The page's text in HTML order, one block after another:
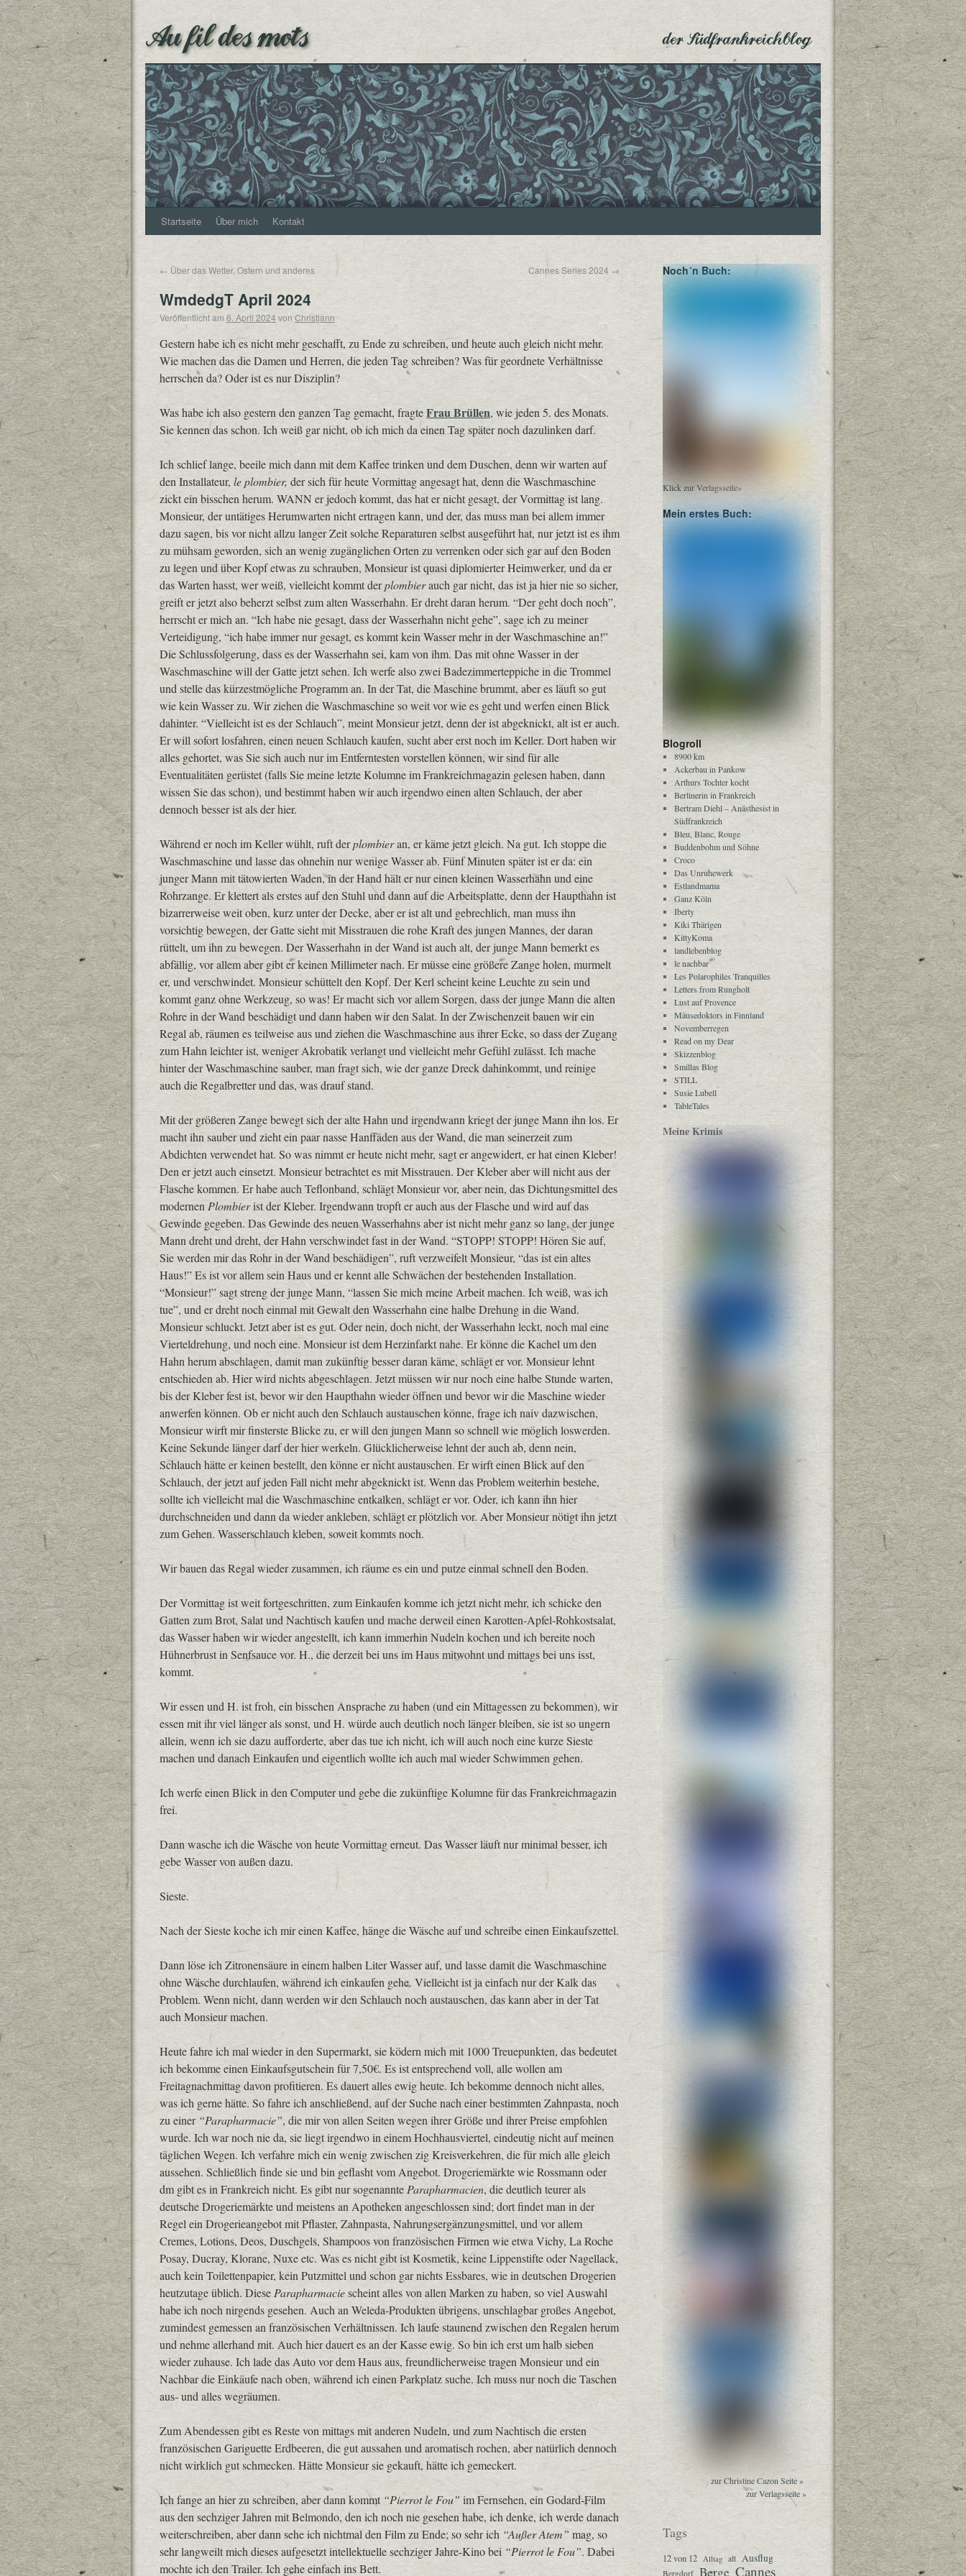
Au fil des mots der Südfrankreichblog
Startseite Über mich Kontakt
← Über das Wetter, Ostern und anderes Cannes Series 2024 →
WmdedgT April 2024
Veröffentlicht am 6. April 2024von Christjann
Gestern habe ich es nicht mehr geschafft, zu Ende zu schreiben, und heute auch gleich nicht mehr.
Wie machen das die Damen und Herren, die jeden Tag schreiben? Was für geordnete Verhältnisse
herrschen da? Oder ist es nur Disziplin?
Was habe ich also gestern den ganzen Tag gemacht, fragteFrau Brüllen, wie jeden 5. des Monats.
Sie kennen das schon. Ich weiß gar nicht, ob ich mich da einen Tag später noch dazulinken darf.
Ich schlief lange, beeile mich dann mit dem Kaffee trinken und dem Duschen, denn wir warten auf
den Installateur, le plombier, der sich für heute Vormittag angesagt hat, denn die Waschmaschine
zickt ein bisschen herum. WANN er jedoch kommt, das hat er nicht gesagt, der Vormittag ist lang.
Monsieur, der untätiges Herumwarten nicht ertragen kann, und der, das muss man bei allem immer
dazu sagen, bis vor nicht allzu langer Zeit solche Reparaturen selbst ausgeführt hat, nur jetzt ist es ihm
zu mühsam geworden, sich an wenig zugänglichen Orten zu verrenken oder sich gar auf den Boden
zu legen und über Kopf etwas zu schrauben, Monsieur ist quasi diplomierter Heimwerker, und da er
das Warten hasst, wer weiß, vielleicht kommt derplombierauch gar nicht, das ist ja hier nie so sicher,
greift er jetzt also beherzt selbst zum alten Wasserhahn. Er dreht daran herum. “Der geht doch noch”,
herrscht er mich an. “Ich habe nie gesagt, dass der Wasserhahn nicht gehe”, sage ich zu meiner
Verteidigung, “ich habe immer nur gesagt, es kommt kein Wasser mehr in der Waschmaschine an!”
Die Schlussfolgerung, dass es der Wasserhahn sei, kam von ihm. Das mit ohne Wasser in der
Waschmaschine will der Gatte jetzt sehen. Ich werfe also zwei Badezimmerteppiche in die Trommel
und stelle das kürzestmögliche Programm an. In der Tat, die Maschine brummt, aber es läuft so gut
wie kein Wasser zu. Wir ziehen die Waschmaschine so weit vor wie es geht und werfen einen Blick
dahinter. “Vielleicht ist es der Schlauch”, meint Monsieur jetzt, denn der ist abgeknickt, alt ist er auch.
Er will sofort losfahren, einen neuen Schlauch kaufen, sucht aber erst noch im Keller. Dort haben wir
alles gehortet, was Sie sich auch nur im Entferntesten vorstellen können, wir sind für alle
Eventualitäten gerüstet (falls Sie meine letzte Kolumne im Frankreichmagazin gelesen haben, dann
wissen Sie das schon), und bestimmt haben wir auch irgendwo einen alten Schlauch, der aber
dennoch besser ist als der hier.
Während er noch im Keller wühlt, ruft derplombieran, er käme jetzt gleich. Na gut. Ich stoppe die
Waschmaschine und lasse das ohnehin nur wenige Wasser ab. Fünf Minuten später ist er da: ein
junger Mann mit tätowierten Waden, in der Hand hält er nur einen kleinen Wasserhahn und eine
Rohrzange. Er klettert als erstes auf den Stuhl und dann auf die Arbeitsplatte, denn der Haupthahn ist
bizarrerweise weit oben, kurz unter der Decke, aber er ist alt und gebrechlich, man muss ihn
vorsichtig bewegen, der Gatte sieht mit Misstrauen die rohe Kraft des jungen Mannes, der daran
rüttelt, um ihn zu bewegen. Der Wasserhahn in der Wand ist auch alt, der junge Mann bemerkt es
abfällig, vor allem aber gibt er keinen Millimeter nach. Er müsse eine größere Zange holen, murmelt
er, und verschwindet. Monsieur schüttelt den Kopf. Der Kerl scheint keine Leuchte zu sein und
kommt ganz ohne Werkzeug, so was! Er macht sich vor allem Sorgen, dass der junge Mann die alten
Rohre in der Wand beschädigt und dann haben wir den Salat. In der Zwischenzeit bauen wir ein
Regal ab, räumen es teilweise aus und ziehen die Waschmaschine aus ihrer Ecke, so dass der Zugang
zum Hahn leichter ist, weniger Akrobatik verlangt und vielleicht mehr Gefühl zulässt. Ich mache
hinter der Waschmaschine sauber, man fragt sich, wie der ganze Dreck dahinkommt, und reinige
auch die Regalbretter und das, was drauf stand.
Mit der größeren Zange bewegt sich der alte Hahn und irgendwann kriegt der junge Mann ihn los. Er
macht ihn sauber und zieht ein paar nasse Hanffäden aus der Wand, die man seinerzeit zum
Abdichten verwendet hat. So was nimmt er heute nicht mehr, sagt er angewidert, er hat einen Kleber!
Den er jetzt auch einsetzt. Monsieur betrachtet es mit Misstrauen. Der Kleber aber will nicht aus der
Flasche kommen. Er habe auch Teflonband, schlägt Monsieur vor, aber nein, das Dichtungsmittel des
modernen Plombierist der Kleber. Irgendwann tropft er auch aus der Flasche und wird auf das
Gewinde gegeben. Das Gewinde des neuen Wasserhahns aber ist nicht mehr ganz so lang, der junge
Mann dreht und dreht, der Hahn verschwindet fast in der Wand. “STOPP! STOPP! Hören Sie auf,
Sie werden mir das Rohr in der Wand beschädigen”, ruft verzweifelt Monsieur, “das ist ein altes
Haus!” Es ist vor allem sein Haus und er kennt alle Schwächen der bestehenden Installation.
“Monsieur!” sagt streng der junge Mann, “lassen Sie mich meine Arbeit machen. Ich weiß, was ich
tue”, und er dreht noch einmal mit Gewalt den Wasserhahn eine halbe Drehung in die Wand.
Monsieur schluckt. Jetzt aber ist es gut. Oder nein, doch nicht, der Wasserhahn leckt, noch mal eine
Vierteldrehung, und noch eine. Monsieur ist dem Herzinfarkt nahe. Er könne die Kachel um den
Hahn herum abschlagen, damit man zukünftig besser daran käme, schlägt er vor. Monsieur lehnt
entschieden ab. Hier wird nichts abgeschlagen. Jetzt müssen wir nur noch eine halbe Stunde warten,
bis der Kleber fest ist, bevor wir den Haupthahn wieder öffnen und bevor wir die Maschine wieder
anwerfen können. Ob er nicht auch den Schlauch austauschen könne, frage ich naiv dazwischen,
Monsieur wirft mir finsterste Blicke zu, er will den jungen Mann so schnell wie möglich loswerden.
Keine Sekunde länger darf der hier werkeln. Glücklicherweise lehnt der auch ab, denn nein,
Schlauch hätte er keinen bestellt, den könne er nicht austauschen. Er wirft einen Blick auf den
Schlauch, der jetzt auf jeden Fall nicht mehr abgeknickt ist. Wenn das Problem weiterhin bestehe,
sollte ich vielleicht mal die Waschmaschine entkalken, schlägt er vor. Oder, ich kann ihn hier
durchschneiden und dann da wieder ankleben, schlägt er plötzlich vor. Aber Monsieur nötigt ihn jetzt
zum Gehen. Wasserschlauch kleben, soweit kommts noch.
Wir bauen das Regal wieder zusammen, ich räume es ein und putze einmal schnell den Boden.
Der Vormittag ist weit fortgeschritten, zum Einkaufen komme ich jetzt nicht mehr, ich schicke den
Gatten zum Brot, Salat und Nachtisch kaufen und mache derweil einen Karotten-Apfel-Rohkostsalat,
das Wasser haben wir wieder angestellt, ich kann immerhin Nudeln kochen und ich bereite noch
Hühnerbrust in Senfsauce vor. H., die derzeit bei uns im Haus mitwohnt und mittags bei uns isst,
kommt.
Wir essen und H. ist froh, ein bisschen Ansprache zu haben (und ein Mittagessen zu bekommen), wir
essen mit ihr viel länger als sonst, und H. würde auch deutlich noch länger bleiben, sie ist so ungern
allein, wenn ich sie dazu aufforderte, aber das tue ich nicht, ich will auch noch eine kurze Sieste
machen und danach Einkaufen und eigentlich wollte ich auch mal wieder Schwimmen gehen.
Ich werfe einen Blick in den Computer und gebe die zukünftige Kolumne für das Frankreichmagazin
frei.
Dann wasche ich die Wäsche von heute Vormittag erneut. Das Wasser läuft nur minimal besser, ich
gebe Wasser von außen dazu.
Sieste.
Nach der Sieste koche ich mir einen Kaffee, hänge die Wäsche auf und schreibe einen Einkaufszettel.
Dann löse ich Zitronensäure in einem halben Liter Wasser auf, und lasse damit die Waschmaschine
ohne Wäsche durchlaufen, während ich einkaufen gehe. Vielleicht ist ja einfach nur der Kalk das
Problem. Wenn nicht, dann werden wir den Schlauch noch austauschen, das kann aber in der Tat
auch Monsieur machen.
Heute fahre ich mal wieder in den Supermarkt, sie ködern mich mit 1000 Treuepunkten, das bedeutet
ich bekomme einen Einkaufsgutschein für 7,50€. Es ist entsprechend voll, alle wollen am
Freitagnachmittag davon profitieren. Es dauert alles ewig heute. Ich bekomme dennoch nicht alles,
was ich gerne hätte. So fahre ich anschließend, auf der Suche nach einer bestimmten Zahnpasta, noch
zu einer“Parapharmacie”, die mir von allen Seiten wegen ihrer Größe und ihrer Preise empfohlen
wurde. Ich war noch nie da, sie liegt irgendwo in einem Hochhausviertel, eindeutig nicht auf meinen
täglichen Wegen. Ich verfahre mich ein wenig zwischen zig Kreisverkehren, die für mich alle gleich
aussehen. Schließlich finde sie und bin geflasht vom Angebot. Drogeriemärkte wie Rossmann oder
dm gibt es in Frankreich nicht. Es gibt nur sogenannte Parapharmacien, die deutlich teurer als
deutsche Drogeriemärkte und meistens an Apotheken angeschlossen sind; dort findet man in der
Regel ein Drogerieangebot mit Pflaster, Zahnpasta, Nahrungsergänzungsmittel, und vor allem
Cremes, Lotions, Deos, Duschgels, Shampoos von französischen Firmen wie etwa Vichy, La Roche
Posay, Ducray, Klorane, Nuxe etc. Was es nicht gibt ist Kosmetik, keine Lippenstifte oder Nagellack,
auch kein Toilettenpapier, kein Putzmittel und schon gar nichts Essbares, wie in deutschen Drogerien
heutzutage üblich. Diese Parapharmaciescheint alles von allen Marken zu haben, so viel Auswahl
habe ich noch nirgends gesehen. Auch an Weleda-Produkten übrigens, unschlagbar großes Angebot,
zumindest gemessen an französischen Verhältnissen. Ich laufe staunend zwischen den Regalen herum
und nehme allerhand mit. Auch hier dauert es an der Kasse ewig. So bin ich erst um halb sieben
wieder zuhause. Ich lade das Auto vor dem Haus aus, freundlicherweise tragen Monsieur und ein
Nachbar die Einkäufe nach oben, während ich einen Parkplatz suche. Ich muss nur noch die Taschen
aus- und alles wegräumen.
Zum Abendessen gibt es Reste von mittags mit anderen Nudeln, und zum Nachtisch die ersten
französischen Gariguette Erdbeeren, die gut aussahen und aromatisch rochen, aber natürlich dennoch
nicht wirklich gut schmecken. Hätte Monsieur sie gekauft, hätte ich gemeckert.
Ich fange an hier zu schreiben, aber dann kommt “Pierrot le Fou” im Fernsehen, ein Godard-Film
aus den sechziger Jahren mit Belmondo, den ich noch nie gesehen habe, ich denke, ich werde danach
weiterschreiben, aber dann sehe ich nichtmal den Film zu Ende; so sehr ich “Außer Atem” mag, so
sehr langweilt mich dieses aufgesetzt intellektuelle sechziger Jahre-Kino bei “Pierrot le Fou”. Dabei
mochte ich den Trailer. Ich gehe einfach ins Bett.
Noch´n Buch:
Klick zur Verlagsseite»
Mein erstes Buch:
Blogroll
8900 km
Ackerbau in Pankow
Arthurs Tochter kocht
Berlinerin in Frankreich
Bertram Diehl – Anästhesist in
Südfrankreich
Bleu, Blanc, Rouge
Buddenbohm und Söhne
Croco
Das Unruhewerk
Estlandmama
Ganz Köln
Iberty
Kiki Thärigen
KittyKoma
landlebenblog
le nachbar
Les Polarophiles Tranquilles
Letters from Rungholt
Lust auf Provence
Mäusedoktors in Finnland
Novemberregen
Read on my Dear
Skizzenblog
Smillas Blog
STILL
Susie Lubell
TableTales
Meine Krimis
zur Christine Cazon Seite »
zur Verlagsseite »
Tags
12 von 12 Alltag alt Ausflug
Bergdorf Berge Cannes